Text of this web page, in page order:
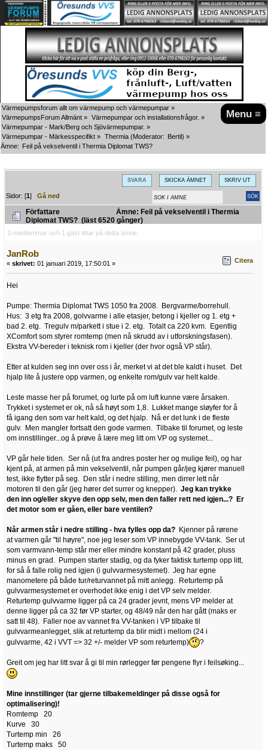
Menu ≡
Värmepumpsforum allt om värmepump och värmepumpar »
VärmepumpsForum Allmänt » Värmepumpar och installationsfrågor. »
Värmepumpar - Mark/Berg och Sjövärmepumpar. »
Värmepumpar - Märkesspecifikt » Thermia (Moderator: Bertil) »
Ämne: Feil på vekselventil i Thermia Diplomat TWS?
SVARA SKICKA ÄMNET SKRIV UT
Sidor: [1]Gå ned
Författare
Ämne: Feil på vekselventil i Thermia
Diplomat TWS? (läst 6520 gånger)
0 medlemmar och 1 gäst tittar på detta ämne.
JanRob
« skrivet: 01 januari 2019, 17:50:01 » Citera
Hei
Pumpe: Thermia Diplomat TWS 1050 fra 2008. Bergvarme/borrehull.
Hus: 3 etg fra 2008, golvvarme i alle etasjer, betong i kjeller og 1. etg +
bad 2. etg. Tregulv m/parkett i stue i 2. etg. Totalt ca 220 kvm. Egentlig
XComfort som styrer romtemp (men nå skrudd av i utforskningsfasen).
Ekstra VV-bereder i teknisk rom i kjeller (der hvor også VP står).
Etter at kulden seg inn over oss i år, merket vi at det ble kaldt i huset. Det
hjalp lite å justere opp varmen, og enkelte rom/gulv var helt kalde.
Leste masse her på forumet, og lurte på om luft kunne være årsaken.
Trykket i systemet er ok, nå så høyt som 1,8. Lukket mange sløyfer for å
få igang den som var helt kald, og det hjalp. Nå er det lunk i de fleste
gulv. Men mangler fortsatt den gode varmen. Tilbake til forumet, og leste
om innstillinger...og å prøve å lære meg litt om VP og systemet...
VP går hele tiden. Ser nå (ut fra andres poster her og mulige feil), og har
kjent på, at armen på min vekselventil, når pumpen går/jeg kjører manuell
test, ikke flytter på seg. Den står i nedre stilling, men dirrer lett når
motoren til den går (jeg hører det surrer og knepper). Jeg kan trykke
den inn og/eller skyve den opp selv, men den faller rett ned igjen...? Er
det motor som er gåen, eller bare ventilen?
Når armen står i nedre stilling - hva fylles opp da? Kjenner på rørene
at varmen går "til høyre", noe jeg leser som VP innebygde VV-tank. Ser ut
som varmvann-temp står mer eller mindre konstant på 42 grader, pluss
minus en grad. Pumpen starter stadig, og da fyker faktisk turtemp opp litt,
for så å falle rolig ned igjen (i gulvvarmesystemet). Jeg har egne
manometere på både tur/returvannet på mitt anlegg. Returtemp på
gulvvarmesystemet er overhodet ikke enig i det VP selv melder.
Returtemp gulvvarme ligger på ca 24 grader jevnt, mens VP melder at
denne ligger på ca 32 før VP starter, og 48/49 når den har gått (maks er
satt til 48). Faller noe av vannet fra VV-tanken i VP tilbake til
gulvvarmeanlegget, slik at returtemp da blir midt i mellom (24 i
gulvvarme, 42 i VVT => 32 +/- melder VP som returtemp)
?
Greit om jeg har litt svar å gi til min rørlegger før pengene flyr i feilsøking...
Mine innstillinger (tar gjerne tilbakemeldinger på disse også for
optimalisering)!
Romtemp 20
Kurve 30
Turtemp min 26
Turtemp maks 50